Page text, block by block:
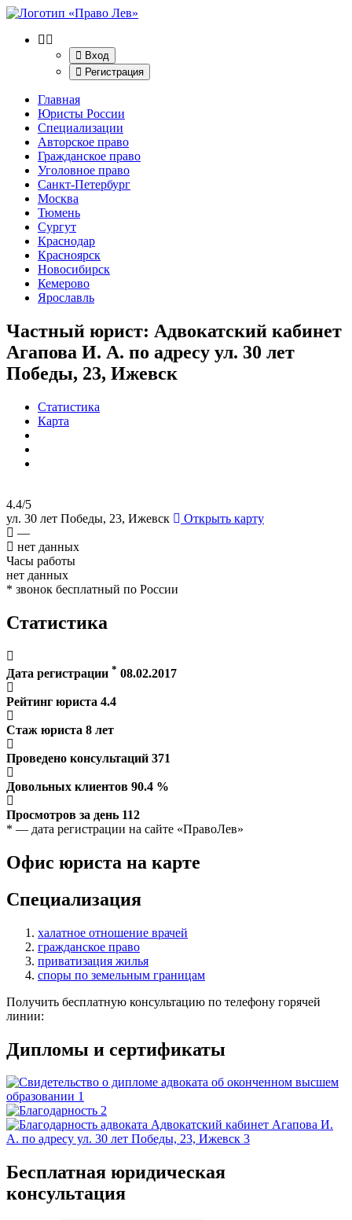
Вход
Регистрация
Главная
Юристы России
Специализации
Авторское право
Гражданское право
Уголовное право
Санкт-Петербург
Москва
Тюмень
Сургут
Краснодар
Красноярск
Новосибирск
Кемерово
Ярославль
Частный юрист: Адвокатский кабинет
Агапова И. А. по адресу ул. 30 лет
Победы, 23, Ижевск
Статистика
Карта
4.4/5
ул. 30 лет Победы, 23, Ижевск
Открыть карту
—
нет данных
Часы работы
нет данных
* звонок бесплатный по России
Статистика
Дата регистрации * 08.02.2017
Рейтинг юриста 4.4
Стаж юриста 8 лет
Проведено консультаций 371
Довольных клиентов 90.4 %
Просмотров за день 112
* — дата регистрации на сайте «ПравоЛев»
Офис юриста на карте
Специализация
халатное отношение врачей
гражданское право
приватизация жилья
споры по земельным границам
Получить бесплатную консультацию по телефону горячей
линии:
Дипломы и сертификаты
Бесплатная юридическая
консультация